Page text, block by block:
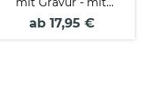
Namen und Datum
ab 17,95 €